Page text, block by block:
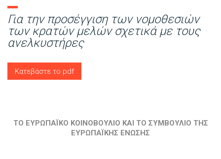
Για την προσέγγιση των νομοθεσιών
των κρατών µελών σχετικά µε τους
ανελκυστήρες
Κατεβάστε το pdf
ΤΟ ΕΥΡΩΠΑΪΚΟ ΚΟΙΝΟΒΟΥΛΙΟ ΚΑΙ ΤΟ ΣΥΜΒΟΥΛΙΟ ΤΗΣ
ΕΥΡΩΠΑΪΚΗΣ ΕΝΩΣΗΣ